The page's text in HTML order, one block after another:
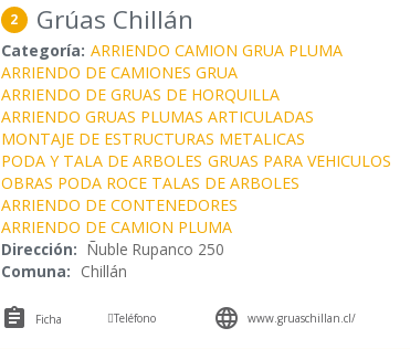
2 Grúas Chillán
Categoría: ARRIENDO CAMION GRUA PLUMA
ARRIENDO DE CAMIONES GRUA
ARRIENDO DE GRUAS DE HORQUILLA
ARRIENDO GRUAS PLUMAS ARTICULADAS
MONTAJE DE ESTRUCTURAS METALICAS
PODA Y TALA DE ARBOLES GRUAS PARA VEHICULOS
OBRAS PODA ROCE TALAS DE ARBOLES
ARRIENDO DE CONTENEDORES
ARRIENDO DE CAMION PLUMA
Dirección: Ñuble Rupanco 250
Comuna: Chillán
 Ficha Teléfono  www.gruaschillan.cl/